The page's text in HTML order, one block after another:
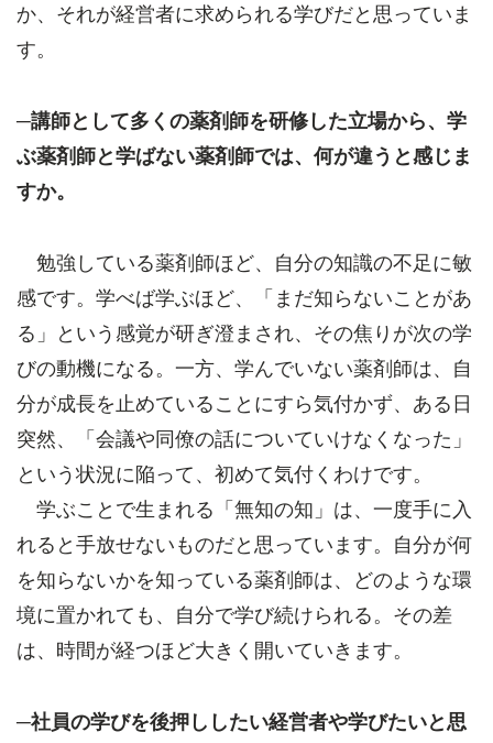
か、それが経営者に求められる学びだと思っていま
す。
─講師として多くの薬剤師を研修した立場から、学
ぶ薬剤師と学ばない薬剤師では、何が違うと感じま
すか。
勉強している薬剤師ほど、自分の知識の不足に敏
感です。学べば学ぶほど、「まだ知らないことがあ
る」という感覚が研ぎ澄まされ、その焦りが次の学
びの動機になる。一方、学んでいない薬剤師は、自
分が成長を止めていることにすら気付かず、ある日
突然、「会議や同僚の話についていけなくなった」
という状況に陥って、初めて気付くわけです。
学ぶことで生まれる「無知の知」は、一度手に入
れると手放せないものだと思っています。自分が何
を知らないかを知っている薬剤師は、どのような環
境に置かれても、自分で学び続けられる。その差
は、時間が経つほど大きく開いていきます。
─社員の学びを後押ししたい経営者や学びたいと思